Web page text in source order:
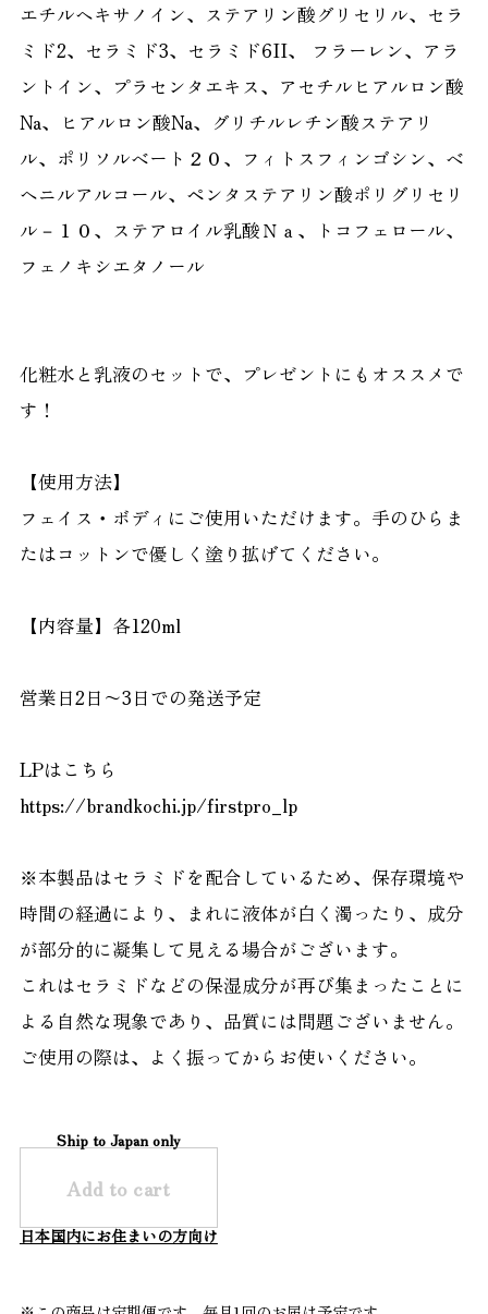
エチルヘキサノイン、ステアリン酸グリセリル、セラ
ミド2、セラミド3、セラミド6II、 フラーレン、アラ
ントイン、プラセンタエキス、アセチルヒアルロン酸
Na、ヒアルロン酸Na、グリチルレチン酸ステアリ
ル、ポリソルベート２０、フィトスフィンゴシン、ベ
ヘニルアルコール、ペンタステアリン酸ポリグリセリ
ル－１０、ステアロイル乳酸Ｎａ、トコフェロール、
フェノキシエタノール
化粧水と乳液のセットで、プレゼントにもオススメで
す！
【使用方法】
フェイス・ボディにご使用いただけます。手のひらま
たはコットンで優しく塗り拡げてください。
【内容量】各120ml
営業日2日〜3日での発送予定
LPはこちら
https://brandkochi.jp/firstpro_lp
※本製品はセラミドを配合しているため、保存環境や
時間の経過により、まれに液体が白く濁ったり、成分
が部分的に凝集して見える場合がございます。
これはセラミドなどの保湿成分が再び集まったことに
よる自然な現象であり、品質には問題ございません。
ご使用の際は、よく振ってからお使いください。
Ship to Japan only
Add to cart
日本国内にお住まいの方向け